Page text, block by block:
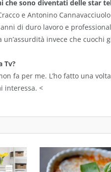
che sono diventati delle star
e Antonino
di duro lavoro e
invece che cuochi
Tv?
fa per me. L’ho fatto una
interessa. <